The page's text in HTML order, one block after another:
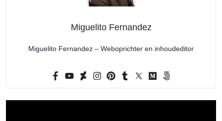
Miguelito Fernandez
Miguelito Fernandez – Weboprichter en inhoudeditor